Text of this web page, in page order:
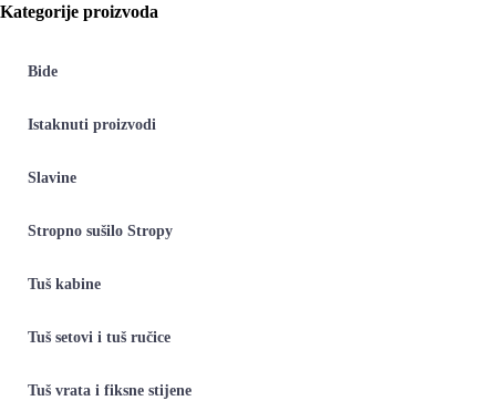
Kategorije proizvoda
Bide
Istaknuti proizvodi
Slavine
Stropno sušilo Stropy
Tuš kabine
Tuš setovi i tuš ručice
Tuš vrata i fiksne stijene